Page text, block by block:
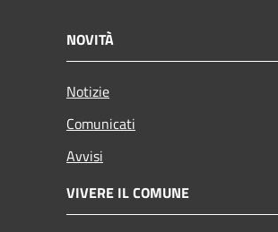
NOVITÀ
Notizie
Comunicati
Avvisi
VIVERE IL COMUNE